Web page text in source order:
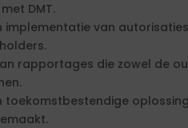
DMT.
implementatie van
rapportages die zowel de
toekomstbestendige